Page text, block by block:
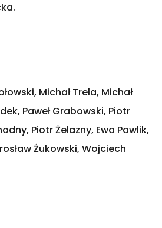
Michał Trela, Michał
Paweł Grabowski, Piotr
Piotr Żelazny, Ewa Pawlik,
Żukowski, Wojciech